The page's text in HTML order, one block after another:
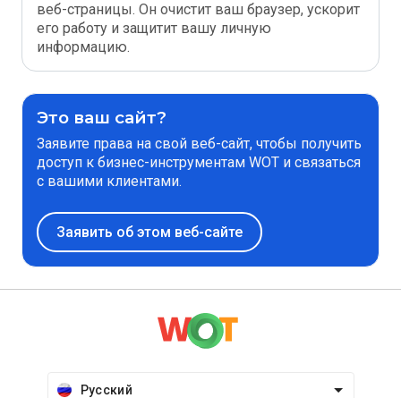
веб-страницы. Он очистит ваш браузер, ускорит
его работу и защитит вашу личную
информацию.
Это ваш сайт?
Заявите права на свой веб-сайт, чтобы получить
доступ к бизнес-инструментам WOT и связаться
с вашими клиентами.
Заявить об этом веб-сайте
Русский